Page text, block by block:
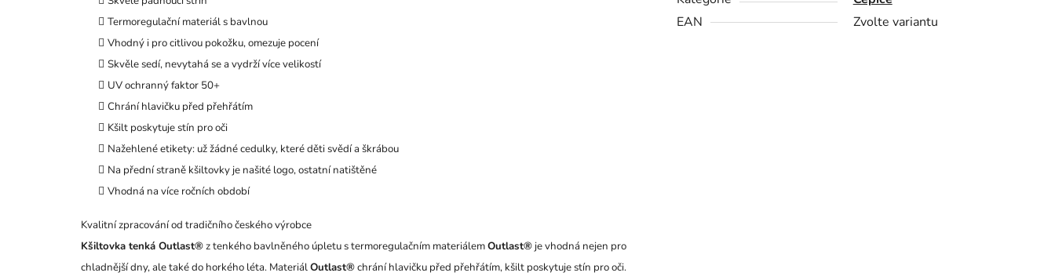
Termoregulační materiál s bavlnou
Vhodný i pro citlivou pokožku, omezuje pocení
Skvěle sedí, nevytahá se a vydrží více velikostí
UV ochranný faktor 50+
Chrání hlavičku před přehřátím
Kšilt poskytuje stín pro oči
Nažehlené etikety: už žádné cedulky, které děti svědí a škrábou
Na přední straně kšiltovky je našité logo, ostatní natištěné
Vhodná na více ročních období
Kvalitní zpracování od tradičního českého výrobce
Kšiltovka tenká Outlast®z tenkého bavlněného úpletu s termoregulačním materiálemOutlast® je vhodná nejen pro
chladnější dny, ale také do horkého léta. MateriálOutlast®chrání hlavičku před přehřátím, kšilt poskytuje stín pro oči.
EAN
Zvolte variantu